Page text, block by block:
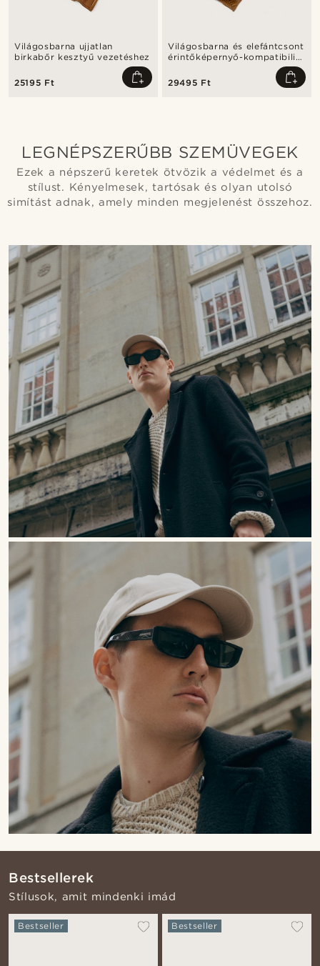
Világosbarna ujjatlan
birkabőr kesztyű vezetéshez
25195 Ft
Világosbarna és elefántcsont
érintőképernyő-kompatibilis
29495 Ft
LEGNÉPSZERŰBB SZEMÜVEGEK
Ezek a népszerű keretek ötvözik a védelmet és a
stílust. Kényelmesek, tartósak és olyan utolsó
simítást adnak, amely minden megjelenést összehoz.
Bestsellerek
Stílusok, amit mindenki imád
Bestseller Bestseller